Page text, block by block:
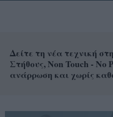
Δείτε τη νέα τεχνική
Στήθους, Non Touch - No
ανάρρωση και χωρίς